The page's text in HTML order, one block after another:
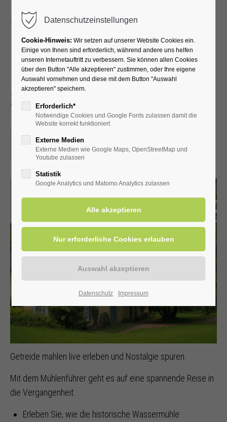
Führung durch die
Schäferkämper
Wassermühle
12.07.2025, 14:30
ORT: SCHÄFERKÄMPER WASSERMÜHLE
Getreide mahlen live erleben und Nostalgie spüren.
Mit dem Mühlenführer geht es auf eine spannende Reise in
die Vergangenheit:
Erleben Sie, wie die historische Wassermühle
Datenschutzeinstellungen
Cookie-Hinweis: Wir setzen auf unserer Website Cookies ein.
Einige von Ihnen sind erforderlich, während andere uns helfen
unseren Internetauftritt zu verbessern. Sie können allen Cookies
über den Button "Alle akzeptieren" zustimmen, oder Ihre eigene
Auswahl vornehmen und diese mit dem Button "Auswahl
akzeptieren" speichern.
Erforderlich*
Notwendige Cookies und Google Fonts zulassen damit die
Website korrekt funktioniert
Externe Medien
Externe Medien wie Google Maps, OpenStreetMap und
Youtube zulassen
Statistik
Google Analytics und Matomo Analytics zulassen
Datenschutz Impressum